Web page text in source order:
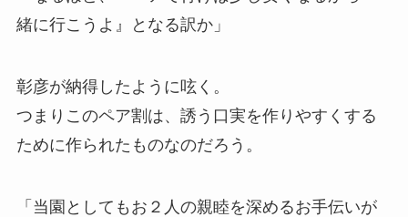
緒に行こうよ』となる訳か」
彰彦が納得したように呟く。
つまりこのペア割は、誘う口実を作りやすくする
ために作られたものなのだろう。
「当園としてもお２人の親睦を深めるお手伝いが